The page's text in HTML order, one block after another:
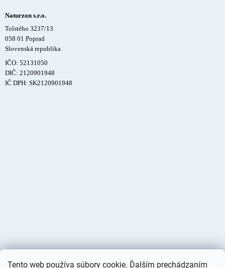
Tento web používa súbory cookie. Ďalším prechádzaním
Naturzon s.r.o.
Tolstého 3237/13
058 01 Poprad
Slovenská republika
IČO: 52131050
DIČ: 2120901948
IČ DPH: SK2120901948